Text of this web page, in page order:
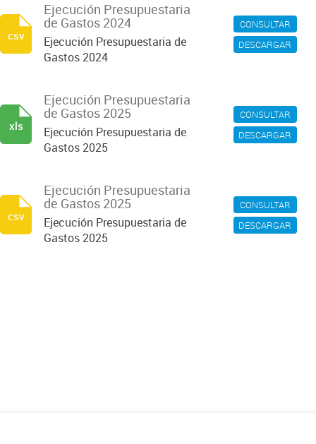
CONSULTAR
DESCARGAR
Ejecución Presupuestaria
de Gastos 2024
Ejecución Presupuestaria de
Gastos 2024
csv
CONSULTAR
DESCARGAR
Ejecución Presupuestaria
de Gastos 2025
Ejecución Presupuestaria de
Gastos 2025
xls
CONSULTAR
DESCARGAR
Ejecución Presupuestaria
de Gastos 2025
Ejecución Presupuestaria de
Gastos 2025
csv